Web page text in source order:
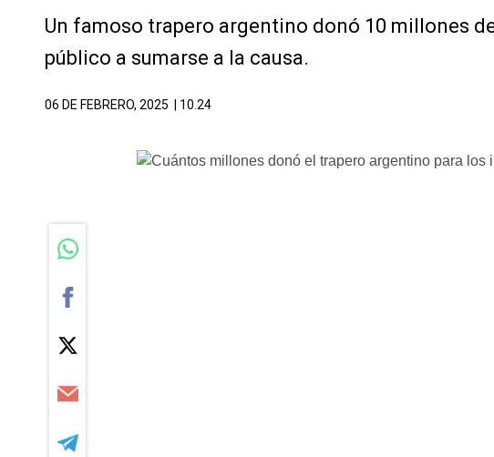
Un famoso trapero argentino donó 10 millones
público a sumarse a la causa.
06 DE FEBRERO, 2025 | 10.24